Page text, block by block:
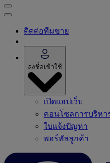
ติดต่อทีมขาย
ลงชื่อเข้าใช้
เปิดแอปเว็บ
คอนโซลการบริหา
ใบแจ้งปัญหา
พอร์ทัลลูกค้า